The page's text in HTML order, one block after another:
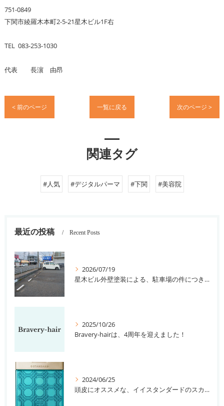
751-0849
下関市綾羅木本町2-5-21星木ビル1F右
TEL 083-253-1030
代表 長濵 由昂
< 前のページ 一覧に戻る 次のページ >
関連タグ
#人気 #デジタルパーマ #下関 #美容院
最近の投稿 Recent Posts
2026/07/19
星木ビル外壁塗装による、駐車場の件につきまして。
2025/10/26
Bravery-hairは、4周年を迎えました！
2024/06/25
頭皮にオススメな、イイスタンダードのスカルプ系シャンプー＆トリートメントです！